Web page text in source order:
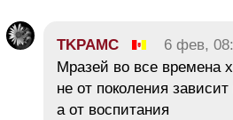
TKPAMC 6 фев,
Мразей во все времена
не от поколения зависит
а от воспитания